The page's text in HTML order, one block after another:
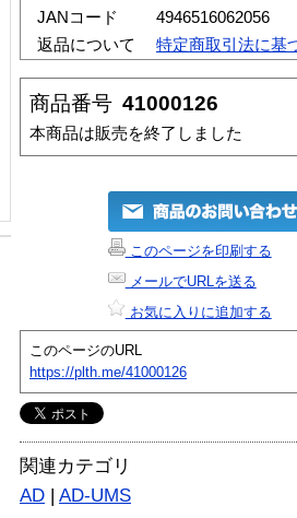
JANコード
4946516062056
返品について
特定商取引法に基
商品番号 41000126
本商品は販売を終了しました
このページを印刷する
メールでURLを送る
お気に入りに追加する
このページのURL
https://plth.me/41000126
関連カテゴリ
AD | AD-UMS